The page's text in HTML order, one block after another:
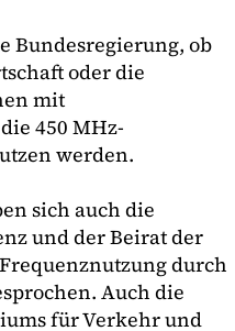
Bundesregierung, ob
oder die
mit
450 MHz-
werden.
sich auch die
und der Beirat der
durch
Auch die
für Verkehr und